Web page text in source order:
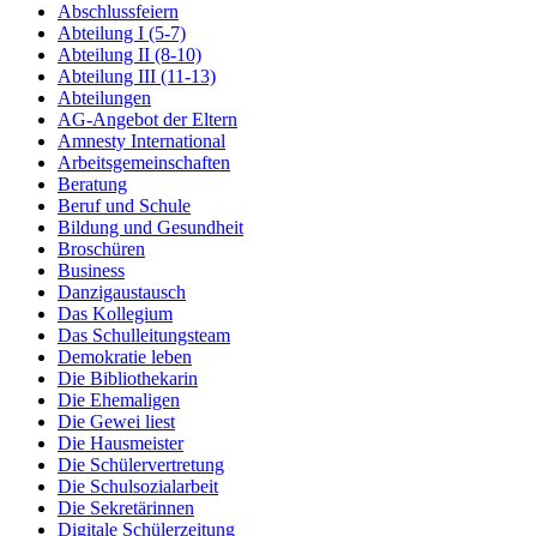
Abschlussfeiern
Abteilung I (5-7)
Abteilung II (8-10)
Abteilung III (11-13)
Abteilungen
AG-Angebot der Eltern
Amnesty International
Arbeitsgemeinschaften
Beratung
Beruf und Schule
Bildung und Gesundheit
Broschüren
Business
Danzigaustausch
Das Kollegium
Das Schulleitungsteam
Demokratie leben
Die Bibliothekarin
Die Ehemaligen
Die Gewei liest
Die Hausmeister
Die Schülervertretung
Die Schulsozialarbeit
Die Sekretärinnen
Digitale Schülerzeitung